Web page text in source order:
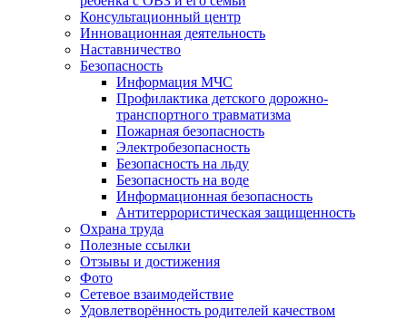
Консультационный центр
Инновационная деятельность
Наставничество
Безопасность
Информация МЧС
Профилактика детского дорожно-
транспортного травматизма
Пожарная безопасность
Электробезопасность
Безопасность на льду
Безопасность на воде
Информационная безопасность
Антитеррористическая защищенность
Охрана труда
Полезные ссылки
Отзывы и достижения
Фото
Сетевое взаимодействие
Удовлетворённость родителей качеством